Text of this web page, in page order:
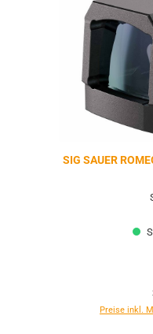
SIG SAUER
Preise inkl.